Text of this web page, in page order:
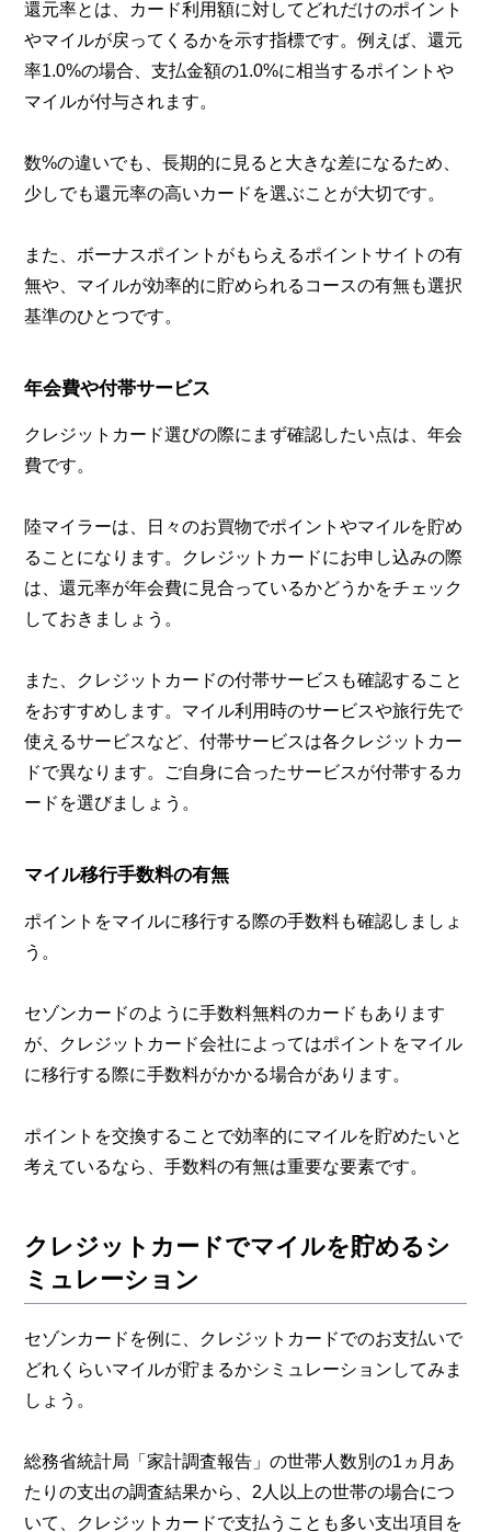
還元率とは、カード利用額に対してどれだけのポイント
やマイルが戻ってくるかを示す指標です。例えば、還元
率1.0%の場合、支払金額の1.0%に相当するポイントや
マイルが付与されます。
数%の違いでも、長期的に見ると大きな差になるため、
少しでも還元率の高いカードを選ぶことが大切です。
また、ボーナスポイントがもらえるポイントサイトの有
無や、マイルが効率的に貯められるコースの有無も選択
基準のひとつです。
年会費や付帯サービス
クレジットカード選びの際にまず確認したい点は、年会
費です。
陸マイラーは、日々のお買物でポイントやマイルを貯め
ることになります。クレジットカードにお申し込みの際
は、還元率が年会費に見合っているかどうかをチェック
しておきましょう。
また、クレジットカードの付帯サービスも確認すること
をおすすめします。マイル利用時のサービスや旅行先で
使えるサービスなど、付帯サービスは各クレジットカー
ドで異なります。ご自身に合ったサービスが付帯するカ
ードを選びましょう。
マイル移行手数料の有無
ポイントをマイルに移行する際の手数料も確認しましょ
う。
セゾンカードのように手数料無料のカードもあります
が、クレジットカード会社によってはポイントをマイル
に移行する際に手数料がかかる場合があります。
ポイントを交換することで効率的にマイルを貯めたいと
考えているなら、手数料の有無は重要な要素です。
クレジットカードでマイルを貯めるシ
ミュレーション
セゾンカードを例に、クレジットカードでのお支払いで
どれくらいマイルが貯まるかシミュレーションしてみま
しょう。
総務省統計局「家計調査報告」の世帯人数別の1ヵ月あ
たりの支出の調査結果から、2人以上の世帯の場合につ
いて、クレジットカードで支払うことも多い支出項目を